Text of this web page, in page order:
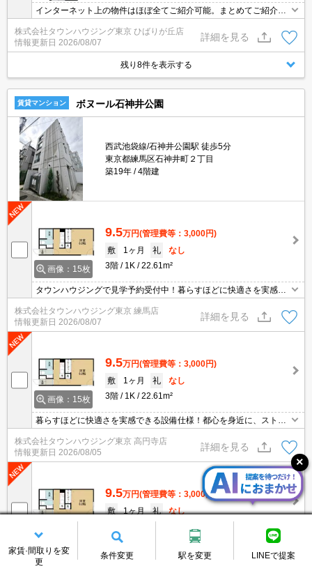
インターネット上の物件はほぼ全てご紹介可能。まとめてご紹介致
します。お気軽にお問合せください。お部屋探しは情報量地域ナン
バー1のタウンハウジングまで。
株式会社タウンハウジング東京 ひばりが丘店
情報更新日 2026/08/07
詳細を見る
残り8件を表示する
賃貸マンション ボヌール石神井公園
西武池袋線/石神井公園駅 徒歩5分
東京都練馬区石神井町２丁目
築19年
4階建
画像：15枚
9.5万円(管理費等：3,000円)
敷
1ヶ月 礼
なし
3階
1K 22.61m²
タウンハウジングで見学予約受付中！暮らすほどに快適さを実感で
きる設備仕様！駅前商業施設の多さ！日常の買い物に便利！
株式会社タウンハウジング東京 練馬店
情報更新日 2026/08/07
詳細を見る
画像：15枚
9.5万円(管理費等：3,000円)
敷
1ヶ月 礼
なし
3階
1K 22.61m²
暮らすほどに快適さを実感できる設備仕様！都心を身近に、ストレ
スフリーな暮らしを楽しむ！住むほどに愛着が深まる暮らしやすい
街！！
株式会社タウンハウジング東京 高円寺店
情報更新日 2026/08/05
詳細を見る
9.5万円(管理費等：3,000円)
敷
1ヶ月 礼
なし
お部屋探しはタウンハウジングまで。新着情報毎日更新。明るく元
気なスタッフがお待ちしております。
家賃·間取りを変
更
条件変更 駅を変更 LINEで提案